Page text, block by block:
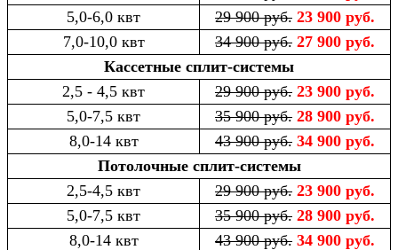
5,0-6,0 квт
29 900 руб. 23 900 руб.
7,0-10,0 квт
34 900 руб. 27 900 руб.
Кассетные сплит-системы
2,5 - 4,5 квт
29 900 руб. 23 900 руб.
5,0-7,5 квт
35 900 руб. 28 900 руб.
8,0-14 квт
43 900 руб. 34 900 руб.
Потолочные сплит-системы
2,5-4,5 квт
29 900 руб. 23 900 руб.
5,0-7,5 квт
35 900 руб. 28 900 руб.
8,0-14 квт
43 900 руб. 34 900 руб.